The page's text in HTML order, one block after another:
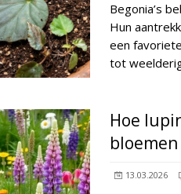
Begonia’s
Hun
een
tot
Hoe
bloemen
13.03.2026